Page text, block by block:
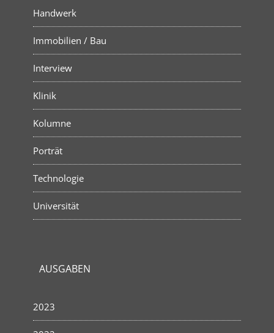
Handwerk
Immobilien / Bau
Interview
Klinik
Kolumne
Porträt
Technologie
Universität
AUSGABEN
2023